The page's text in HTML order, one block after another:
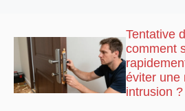
Tentative
comment
éviter une
intrusion ?